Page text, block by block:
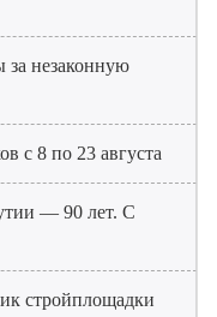
незаконную
с 8 по 23 августа
— 90 лет. С
стройплощадки